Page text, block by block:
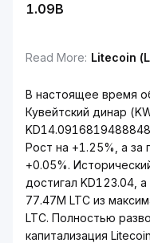
1.09B
Read More: Litecoin
В настоящее время
Кувейтский динар
Рост на +1.25%, а
+0.05%.
достигал KD123.04,
77.47M LTC из
LTC. Полностью
капитализация